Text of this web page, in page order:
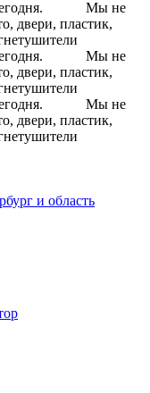
Мы не
двери, пластик,
Мы не
двери, пластик,
Мы не
двери, пластик,
и область